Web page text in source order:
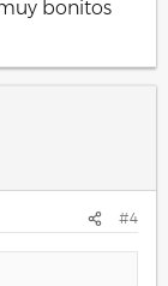
bonitos
#4